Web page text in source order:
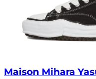
Maison Mihara